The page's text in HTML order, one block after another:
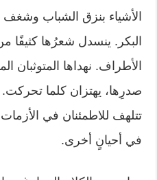
الأشياء بنزق الشباب
البكر. ينسدل شعرُها كثيفًا
الأطراف. نهداها المتوثبان
صدرِها، يهتزان كلما تحركت.
تتلهف للاطمئنان في الأزمات.
في أحيانٍ أخرى.